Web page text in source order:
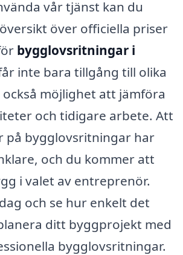
vår tjänst kan du
över officiella priser
bygglovsritningar i
inte bara tillgång till olika
möjlighet att jämföra
och tidigare arbete. Att
på bygglovsritningar har
och du kommer att
i valet av entreprenör.
och se hur enkelt det
ditt byggprojekt med
bygglovsritningar.